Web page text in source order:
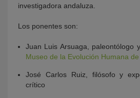
investigadora andaluza.
Los ponentes son:
Juan Luis Arsuaga, paleontólogo
Museo de la Evolución Humana
José Carlos Ruiz, filósofo y
crítico